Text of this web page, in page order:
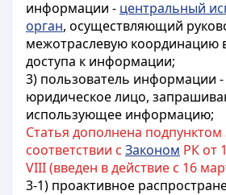
информации - центральный
орган, осуществляющий
межотраслевую координацию
доступа к информации;
3) пользователь информации
юридическое лицо,
использующее информацию;
Статья дополнена подпунктом
соответствии с Законом РК от
VIII (введен в действие с 16
3-1) проактивное